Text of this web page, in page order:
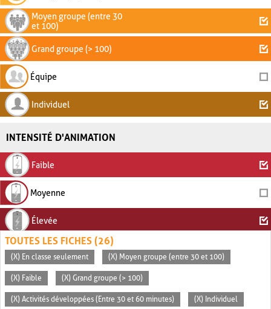
Moyen groupe (entre 30
et 100)
Grand groupe (> 100)
Équipe
Individuel
INTENSITÉ D'ANIMATION
Faible
Moyenne
Élevée
TOUTES LES FICHES (26)
(X) En classe seulement (X) Moyen groupe (entre 30 et 100)
(X) Faible (X) Grand groupe (> 100)
(X) Activités développées (Entre 30 et 60 minutes) (X) Individuel